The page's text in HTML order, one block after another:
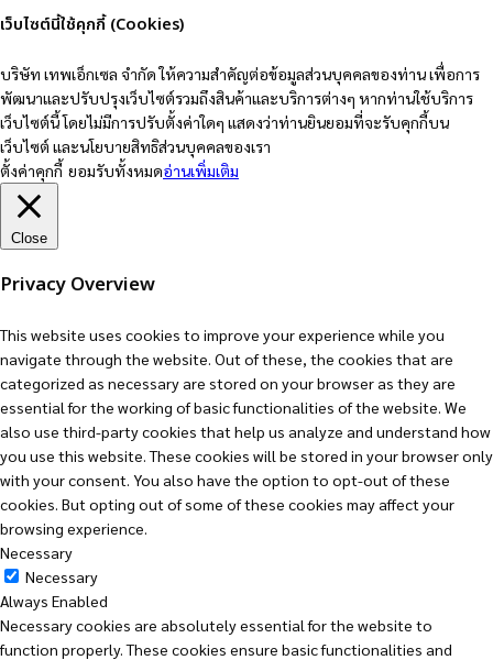
เว็บไซต์นี้ใช้คุกกี้ (Cookies)
บริษัท เทพเอ็กเซล จำกัด ให้ความสำคัญต่อข้อมูลส่วนบุคคลของท่าน เพื่อการ
พัฒนาและปรับปรุงเว็บไซต์รวมถึงสินค้าและบริการต่างๆ หากท่านใช้บริการ
เว็บไซต์นี้ โดยไม่มีการปรับตั้งค่าใดๆ แสดงว่าท่านยินยอมที่จะรับคุกกี้บน
เว็บไซต์ และนโยบายสิทธิส่วนบุคคลของเรา
ตั้งค่าคุกกี้ ยอมรับทั้งหมดอ่านเพิ่มเติม
Close
Privacy Overview
This website uses cookies to improve your experience while you
navigate through the website. Out of these, the cookies that are
categorized as necessary are stored on your browser as they are
essential for the working of basic functionalities of the website. We
also use third-party cookies that help us analyze and understand how
you use this website. These cookies will be stored in your browser only
with your consent. You also have the option to opt-out of these
cookies. But opting out of some of these cookies may affect your
browsing experience.
Necessary
Necessary
Always Enabled
Necessary cookies are absolutely essential for the website to
function properly. These cookies ensure basic functionalities and